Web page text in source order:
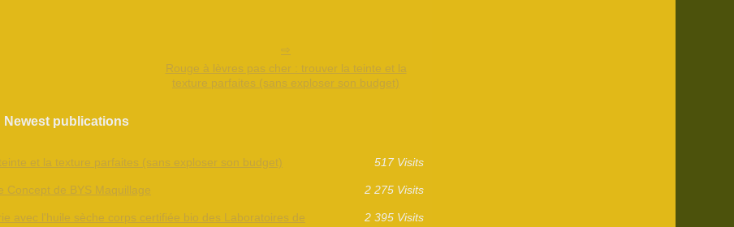
Rouge à lèvres pas cher : trouver la teinte et la
texture parfaites (sans exploser son budget)
Newest publications
et la texture parfaites (sans exploser son budget) 517 Visits
Concept de BYS Maquillage 2 275 Visits
avec l'huile sèche corps certifiée bio des Laboratoires de
2 395 Visits